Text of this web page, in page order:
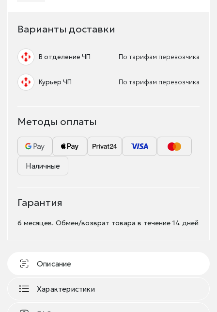
Варианты доставки
В отделение ЧП По тарифам перевозчика
Курьер ЧП По тарифам перевозчика
Методы оплаты
Наличные
Гарантия
6 месяцев. Обмен/возврат товара в течение 14 дней
Описание
Характеристики